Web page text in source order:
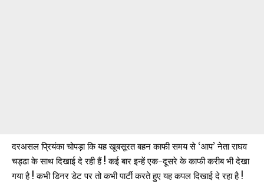
दरअसल प्रियंका चोपड़ा कि यह खूबसूरत बहन काफी समय से ‘आप’ नेता राघव
चड्ढा के साथ दिखाई दे रही हैं ! कई बार इन्हें एक-दूसरे के काफी करीब भी देखा
गया है ! कभी डिनर डेट पर तो कभी पार्टी करते हुए यह कपल दिखाई दे रहा है !